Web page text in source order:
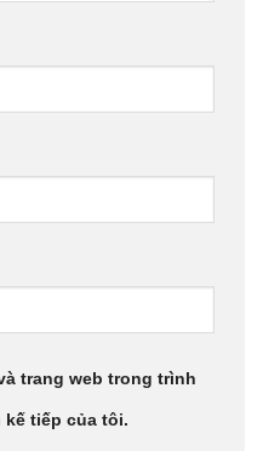
trang web trong trình
tiếp của tôi.